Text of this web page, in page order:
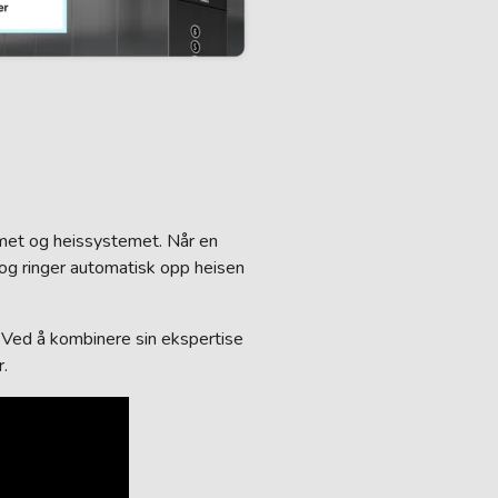
og heissystemet. Når en
ringer automatisk opp heisen
å kombinere sin ekspertise